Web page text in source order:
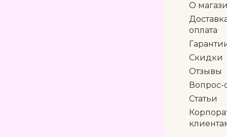
О
оплата
Скидки
Отзывы
Вопрос-
Статьи